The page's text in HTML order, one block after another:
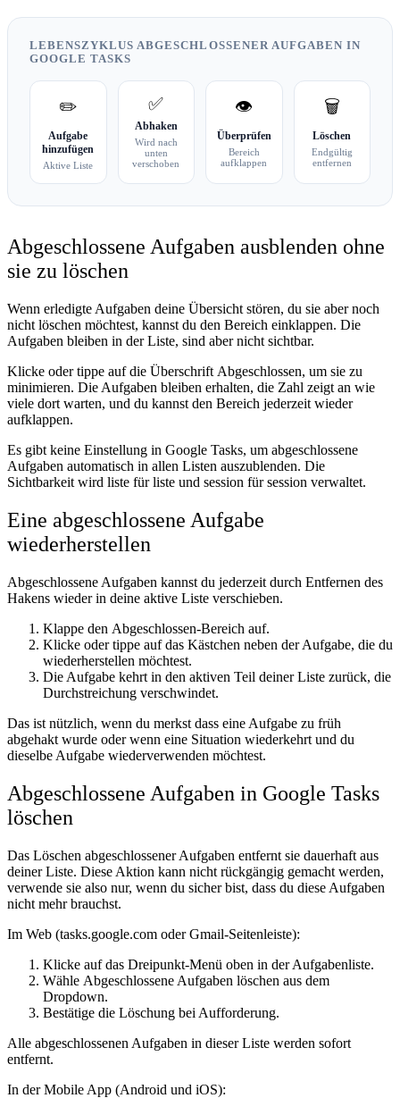
LEBENSZYKLUS ABGESCHLOSSENER AUFGABEN IN
GOOGLE TASKS
✏️
Aufgabe
hinzufügen
Aktive Liste
✅
Abhaken
Wird nach
unten
verschoben
👁️
Überprüfen
Bereich
aufklappen
🗑️
Löschen
Endgültig
entfernen
Abgeschlossene Aufgaben ausblenden ohne
sie zu löschen
Wenn erledigte Aufgaben deine Übersicht stören, du sie aber noch
nicht löschen möchtest, kannst du den Bereich einklappen. Die
Aufgaben bleiben in der Liste, sind aber nicht sichtbar.
Klicke oder tippe auf die Überschrift Abgeschlossen, um sie zu
minimieren. Die Aufgaben bleiben erhalten, die Zahl zeigt an wie
viele dort warten, und du kannst den Bereich jederzeit wieder
aufklappen.
Es gibt keine Einstellung in Google Tasks, um abgeschlossene
Aufgaben automatisch in allen Listen auszublenden. Die
Sichtbarkeit wird liste für liste und session für session verwaltet.
Eine abgeschlossene Aufgabe
wiederherstellen
Abgeschlossene Aufgaben kannst du jederzeit durch Entfernen des
Hakens wieder in deine aktive Liste verschieben.
Klappe den Abgeschlossen-Bereich auf.
Klicke oder tippe auf das Kästchen neben der Aufgabe, die du
wiederherstellen möchtest.
Die Aufgabe kehrt in den aktiven Teil deiner Liste zurück, die
Durchstreichung verschwindet.
Das ist nützlich, wenn du merkst dass eine Aufgabe zu früh
abgehakt wurde oder wenn eine Situation wiederkehrt und du
dieselbe Aufgabe wiederverwenden möchtest.
Abgeschlossene Aufgaben in Google Tasks
löschen
Das Löschen abgeschlossener Aufgaben entfernt sie dauerhaft aus
deiner Liste. Diese Aktion kann nicht rückgängig gemacht werden,
verwende sie also nur, wenn du sicher bist, dass du diese Aufgaben
nicht mehr brauchst.
Im Web (tasks.google.com oder Gmail-Seitenleiste):
Klicke auf das Dreipunkt-Menü oben in der Aufgabenliste.
Wähle Abgeschlossene Aufgaben löschen aus dem
Dropdown.
Bestätige die Löschung bei Aufforderung.
Alle abgeschlossenen Aufgaben in dieser Liste werden sofort
entfernt.
In der Mobile App (Android und iOS):